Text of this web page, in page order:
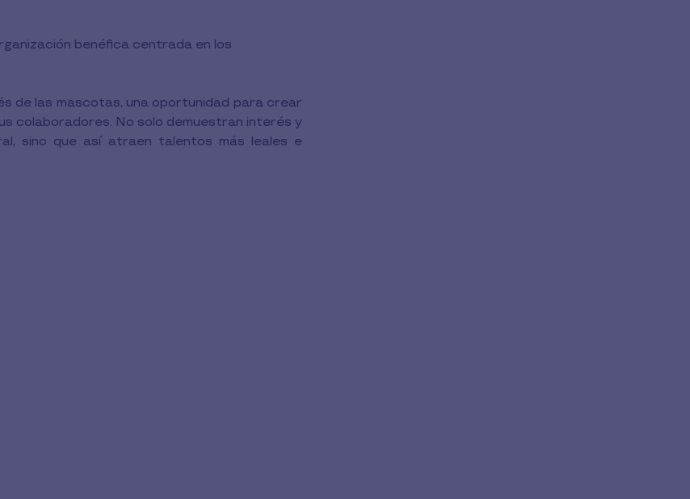
benéfica centrada en los
de las mascotas, una oportunidad para crear
colaboradores. No solo demuestran interés y
sino que así atraen talentos más leales e